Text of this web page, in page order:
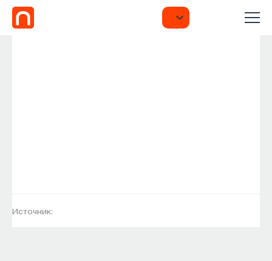
Источник: